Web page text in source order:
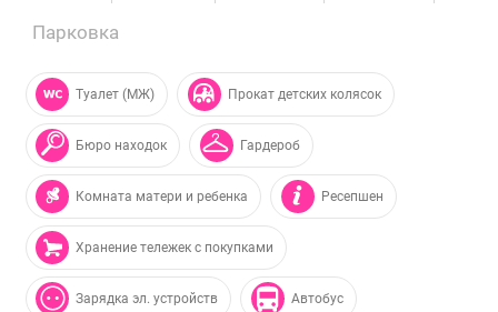
Парковка
Туалет (МЖ) Прокат детских колясок
Бюро находок Гардероб
Комната матери и ребенка Ресепшен
Хранение тележек с покупками
Зарядка эл. устройств Автобус